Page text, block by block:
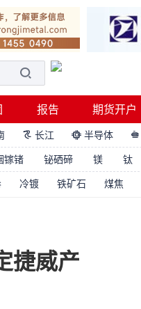
报告 期货开户
 长江  半导体 
镓锗 铋硒碲 镁 钛
冷镀 铁矿石 煤焦
捷威产